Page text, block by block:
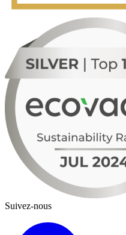
Suivez-nous